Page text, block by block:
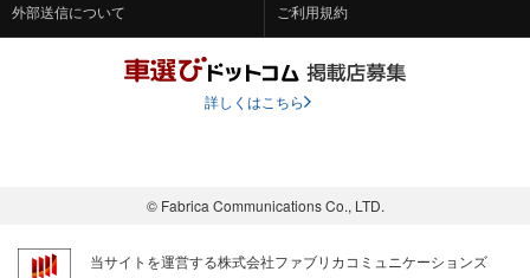
外部送信について ご利用規約
詳しくはこちら
© Fabrica Communications Co., LTD.
当サイトを運営する株式会社ファブリカコミュニケーションズ